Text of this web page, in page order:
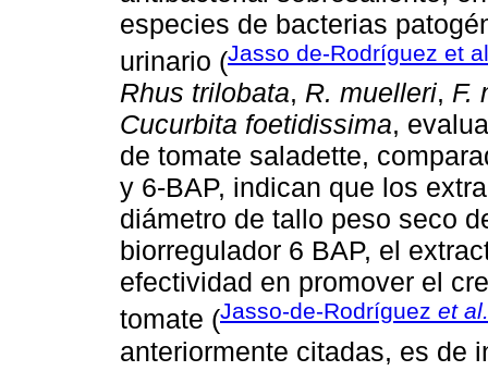
especies de bacterias
urinario (Jasso de-Rodríguez et
Rhus trilobata, R. muelleri, F.
Cucurbita foetidissima,
de tomate saladette,
y 6-BAP, indican que los
diámetro de tallo peso seco
biorregulador 6 BAP, el
efectividad en promover el
tomate (Jasso-de-Rodríguez et al.
anteriormente citadas, es de